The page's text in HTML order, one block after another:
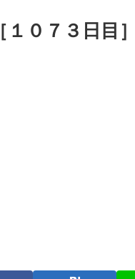
０７３日目］